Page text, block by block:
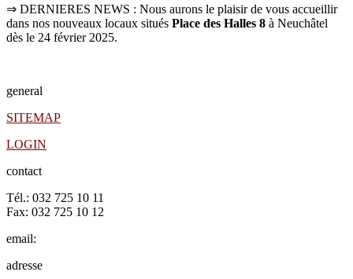
⇒ DERNIERES NEWS : Nous aurons le plaisir de vous accueillir
dans nos nouveaux locaux situés Place des Halles 8 à Neuchâtel
dès le 24 février 2025.
general
SITEMAP
LOGIN
contact
Tél.: 032 725 10 11
Fax: 032 725 10 12
email:
adresse